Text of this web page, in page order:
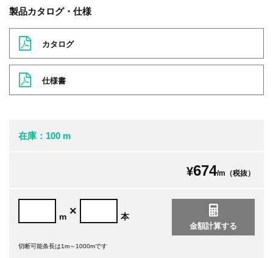
製品カタログ・仕様
カタログ
仕様書
在庫：100 m
¥674/m（税抜）
m × 本
切断可能条長は1m～1000mです